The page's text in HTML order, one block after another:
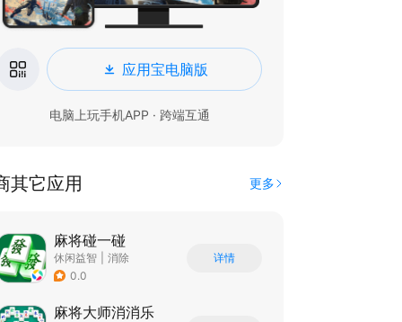
应用宝电脑版
电脑上玩手机APP · 跨端互通
其它应用 更多
麻将碰一碰
休闲益智
消除
0.0
详情
麻将大师消消乐